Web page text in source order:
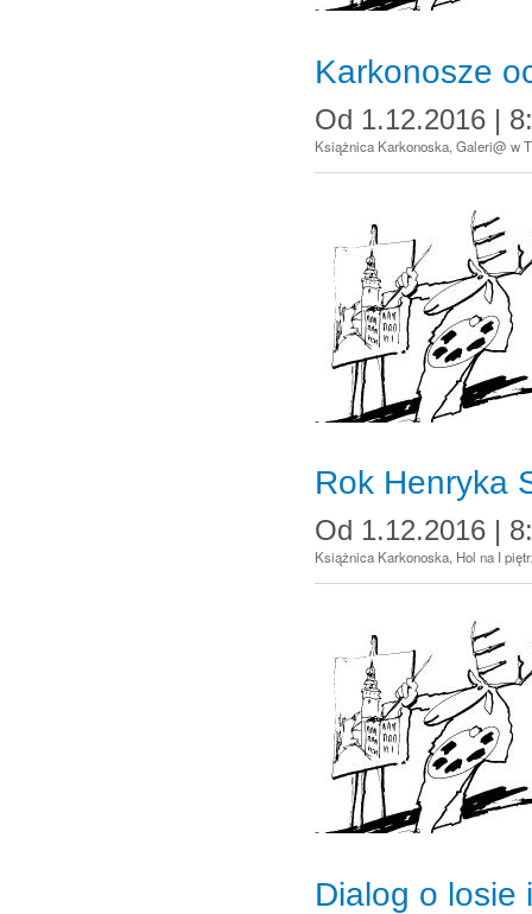
Karkonosze
Od 1.12.2016 |
Książnica Karkonoska, Galeri@ w
Rok Henryka
Od 1.12.2016 |
Książnica Karkonoska, Hol na I
Dialog o losie